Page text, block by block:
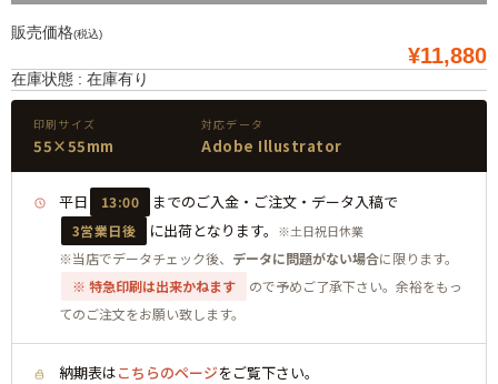
販売価格(税込)
¥11,880
在庫状態 : 在庫有り
印刷サイズ
55×55mm
対応データ
Adobe Illustrator
平日 13:00 までのご入金・ご注文・データ入稿で
3営業日後 に出荷となります。 ※土日祝日休業
※当店でデータチェック後、 データに問題がない場合に限ります。
※ 特急印刷は出来かねます
ので予めご了承下さい。余裕をもっ
てのご注文をお願い致します。
納期表はこちらのページをご覧下さい。